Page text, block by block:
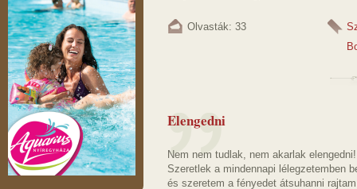
Olvasták: 33
Elengedni
Nem nem tudlak, nem akarlak elengedni!
Szeretlek a mindennapi lélegzetemben
és szeretem a fényedet átsuhanni